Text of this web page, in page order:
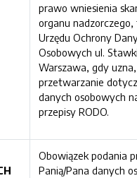
prawo wniesienia
organu nadzorczego,
Urzędu Ochrony
Osobowych ul.
Warszawa, gdy
przetwarzanie
danych osobowych
przepisy RODO.
Obowiązek podania
Panią/Pana danych